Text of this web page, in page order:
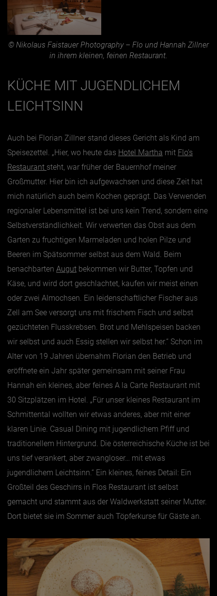
© Nikolaus Faistauer Photography – Flo und Hannah Zillner
in ihrem kleinen, feinen Restaurant.
KÜCHE MIT JUGENDLICHEM
LEICHTSINN
Auch bei Florian Zillner stand dieses Gericht als Kind am
Speisezettel. „Hier, wo heute das Hotel Martha mit Flo’s
Restaurant steht, war früher der Bauernhof meiner
Großmutter. Hier bin ich aufgewachsen und diese Zeit hat
mich natürlich auch beim Kochen geprägt. Das Verwenden
regionaler Lebensmittel ist bei uns kein Trend, sondern eine
Selbstverständlichkeit. Wir verwerten das Obst aus dem
Garten zu fruchtigen Marmeladen und holen Pilze und
Beeren im Spätsommer selbst aus dem Wald. Beim
benachbarten Augut bekommen wir Butter, Topfen und
Käse, und wird dort geschlachtet, kaufen wir meist einen
oder zwei Almochsen. Ein leidenschaftlicher Fischer aus
Zell am See versorgt uns mit frischem Fisch und selbst
gezüchteten Flusskrebsen. Brot und Mehlspeisen backen
wir selbst und auch Essig stellen wir selbst her.“ Schon im
Alter von 19 Jahren übernahm Florian den Betrieb und
eröffnete ein Jahr später gemeinsam mit seiner Frau
Hannah ein kleines, aber feines A la Carte Restaurant mit
30 Sitzplätzen im Hotel. „Für unser kleines Restaurant im
Schmittental wollten wir etwas anderes, aber mit einer
klaren Linie. Casual Dining mit jugendlichem Pfiff und
traditionellem Hintergrund. Die österreichische Küche ist bei
uns tief verankert, aber zwangloser… mit etwas
jugendlichem Leichtsinn.“ Ein kleines, feines Detail: Ein
Großteil des Geschirrs in Flos Restaurant ist selbst
gemacht und stammt aus der Waldwerkstatt seiner Mutter.
Dort bietet sie im Sommer auch Töpferkurse für Gäste an.